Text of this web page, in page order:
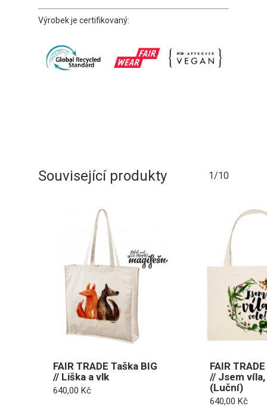
Výrobek je certifikovaný:
Související produkty 1/10
FAIR TRADE Taška BIG
// Liška a vlk
640,00 Kč
FAIR
// Jsem
(Luční)
640,00 Kč